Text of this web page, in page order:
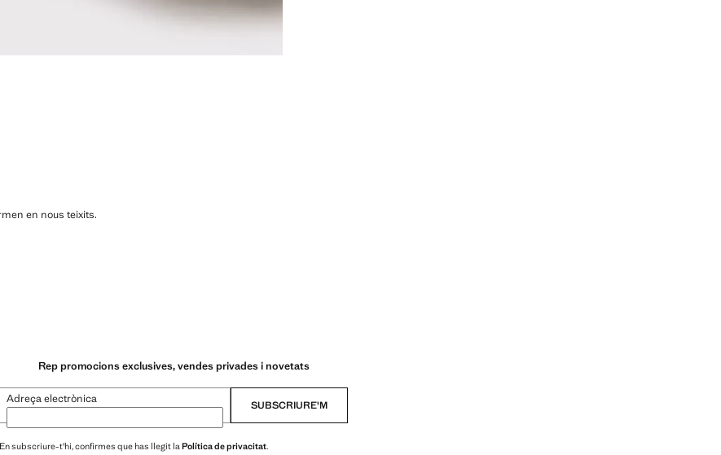
en nous teixits.
Rep promocions exclusives, vendes privades i novetats
Adreça electrònica SUBSCRIURE'M
En subscriure-t'hi, confirmes que has llegit laPolítica de privacitat.